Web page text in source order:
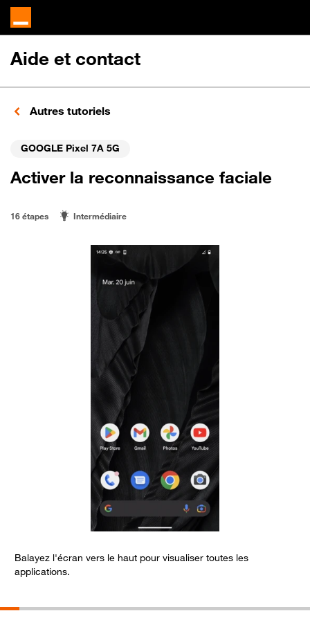
Aide et contact
Autres tutoriels
GOOGLE Pixel 7A 5G
Activer la reconnaissance faciale
16 étapes Intermédiaire
Balayez l'écran vers le haut pour visualiser toutes les
applications.